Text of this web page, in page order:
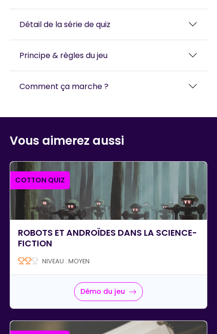
Détail de la série de quiz
Principe & règles du jeu
Comment ça marche ?
Vous aimerez aussi
COTTON QUIZ
ROBOTS ET ANDROÏDES DANS LA SCIENCE-
FICTION
NIVEAU : MOYEN
Démo du jeu